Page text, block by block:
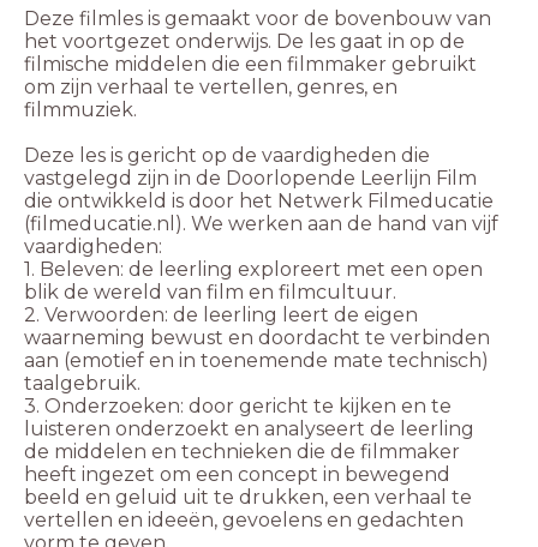
Deze filmles is gemaakt voor de bovenbouw van
het voortgezet onderwijs. De les gaat in op de
filmische middelen die een filmmaker gebruikt
om zijn verhaal te vertellen, genres, en
filmmuziek.
Deze les is gericht op de vaardigheden die
vastgelegd zijn in de Doorlopende Leerlijn Film
die ontwikkeld is door het Netwerk Filmeducatie
(filmeducatie.nl). We werken aan de hand van vijf
vaardigheden:
1. Beleven: de leerling exploreert met een open
blik de wereld van film en filmcultuur.
2. Verwoorden: de leerling leert de eigen
waarneming bewust en doordacht te verbinden
aan (emotief en in toenemende mate technisch)
taalgebruik.
3. Onderzoeken: door gericht te kijken en te
luisteren onderzoekt en analyseert de leerling
de middelen en technieken die de filmmaker
heeft ingezet om een concept in bewegend
beeld en geluid uit te drukken, een verhaal te
vertellen en ideeën, gevoelens en gedachten